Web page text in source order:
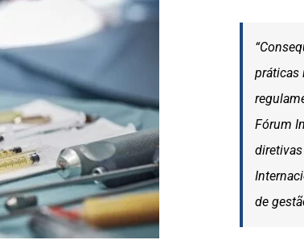
práticas
Fórum
de